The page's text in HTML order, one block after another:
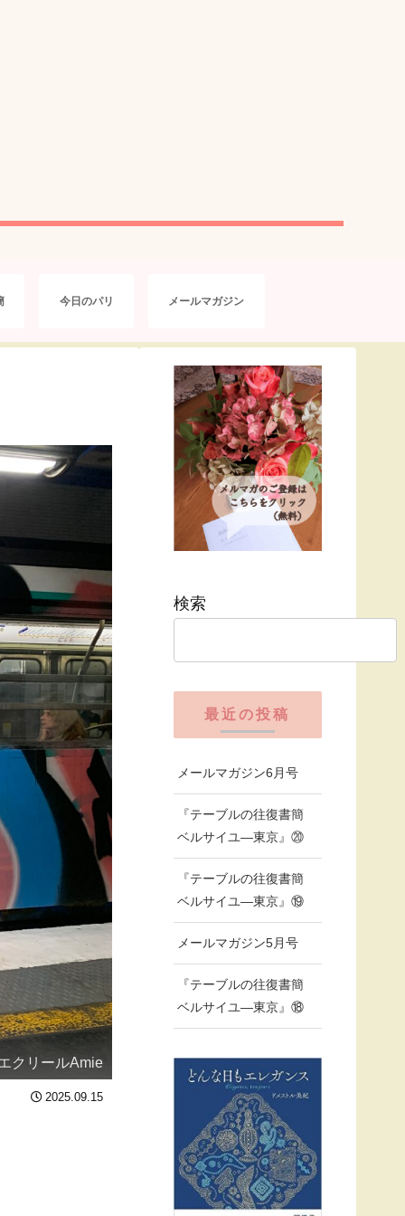
今日のパリ メールマガジン
クリールAmie
2025.09.15
検索
最近の投稿
メールマガジン6月号
『テーブルの往復書簡
ベルサイユ―東京』⑳
『テーブルの往復書簡
ベルサイユ―東京』⑲
メールマガジン5月号
『テーブルの往復書簡
ベルサイユ―東京』⑱